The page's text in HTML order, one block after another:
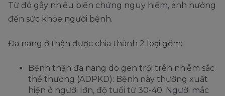
Từ đó gây nhiều biến chứng nguy hiểm, ảnh hưởng
đến sức khỏe người bệnh.
Đa nang ở thận được chia thành 2 loại gồm:
Bệnh thận đa nang do gen trội trên nhiễm sắc
thể thường (ADPKD): Bệnh này thường xuất
hiện ở người lớn, độ tuổi từ 30-40. Người mắc